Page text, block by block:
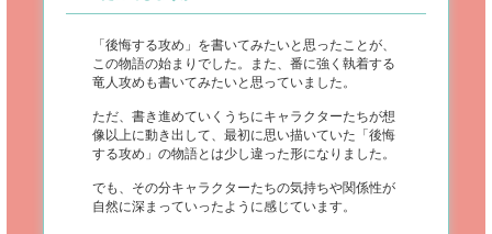
「後悔する攻め」を書いてみたいと思ったことが、
この物語の始まりでした。また、番に強く執着する
竜人攻めも書いてみたいと思っていました。
ただ、書き進めていくうちにキャラクターたちが想
像以上に動き出して、最初に思い描いていた「後悔
する攻め」の物語とは少し違った形になりました。
でも、その分キャラクターたちの気持ちや関係性が
自然に深まっていったように感じています。